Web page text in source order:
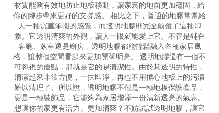
材質能夠有效地防止地板移動，讓家裏的地面更加穩固，給
你的腳步帶來更好的支撐感。 相比之下，普通的地膠常常給
人一種沉重笨拙的感覺，而透明地膠則完全顛覆了這種印
象。它透明清爽的外觀，讓人一眼就能愛上它。不管是鋪在
客廳、臥室還是廚房，透明地膠都能輕鬆融入各種家居風
格，讓整個空間看起來更加開闊明亮。 透明地膠還有一個不
可忽視的優點，那就是它的易清潔性。由於其透明的特性，
清潔起來非常方便，一抹即淨，再也不用擔心地板上的污漬
難以清理了。所以說，透明地膠不僅是一種地板保護產品，
更是一種裝飾品，它能夠為家居增添一份清新透亮的氣息。
想讓你的家更有活力、更加清爽？不妨試試透明地膠，讓它